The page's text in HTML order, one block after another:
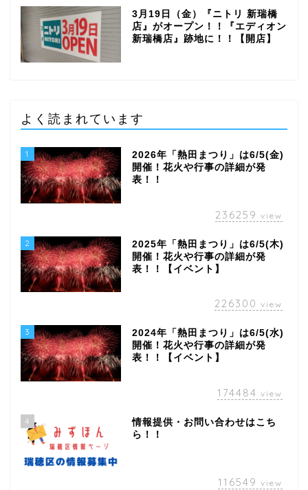
3月19日（金）『ニトリ 新瑞橋
店』がオープン！！『エディオン
新瑞橋店』跡地に！！【開店】
よく読まれています
1
2026年「熱田まつり」は6/5(金)
開催！花火や行事の詳細が発
表！！
236259 view
2
2025年「熱田まつり」は6/5(木)
開催！花火や行事の詳細が発
表！！【イベント】
226300 view
3
2024年「熱田まつり」は6/5(水)
開催！花火や行事の詳細が発
表！！【イベント】
174484 view
4
情報提供・お問い合わせはこち
ら！！
116549 view